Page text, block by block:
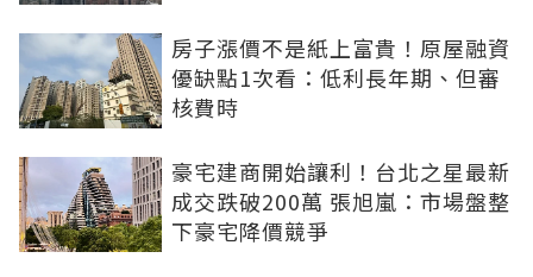
房子漲價不是紙上富貴！原屋融資
優缺點1次看：低利長年期、但審
核費時
豪宅建商開始讓利！台北之星最新
成交跌破200萬 張旭嵐：市場盤整
下豪宅降價競爭